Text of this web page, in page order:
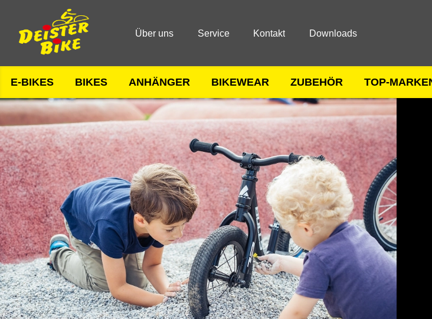
Über uns Service Kontakt Downloads
E-BIKES BIKES ANHÄNGER BIKEWEAR ZUBEHÖR TOP-